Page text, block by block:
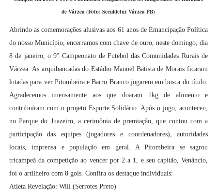
de Várzea (Foto: Seculdetur Várzea PB)
Abrindo as comemorações alusivas aos 61 anos de Emancipação Política
do nosso Município, encerramos com chave de ouro, neste domingo, dia
8 de janeiro, o 9° Campeonato de Futebol das Comunidades Rurais de
Várzea. As arquibancadas do Estádio Manoel Batista de Morais ficaram
lotadas para ver Pitombeira e Barro Branco jogarem em busca do título.
Agradecemos imensamente aos que doaram 1kg de alimento e
contribuíram com o projeto Esporte Solidário. Após o jogo, aconteceu,
no Parque do Juazeiro, a cerimônia de premiação, que contou com a
participação das equipes (jogadores e coordenadores), autoridades
locais, imprensa e população em geral. A Pitombeira se sagrou
tricampeã da competição ao vencer por 2 a 1, e seu capitão, Venâncio,
foi o artilheiro com 8 gols. Confira os destaque individuais:
Atleta Revelação: Will (Serrotes Preto)